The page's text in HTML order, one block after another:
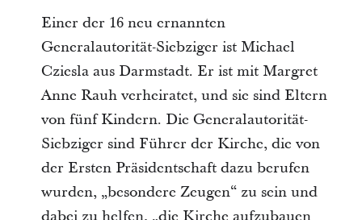
Einer der 16 neu ernannten
Generalautorität-Siebziger ist Michael
Cziesla aus Darmstadt. Er ist mit Margret
Anne Rauh verheiratet, und sie sind Eltern
von fünf Kindern. Die Generalautorität-
Siebziger sind Führer der Kirche, die von
der Ersten Präsidentschaft dazu berufen
wurden, „besondere Zeugen“ zu sein und